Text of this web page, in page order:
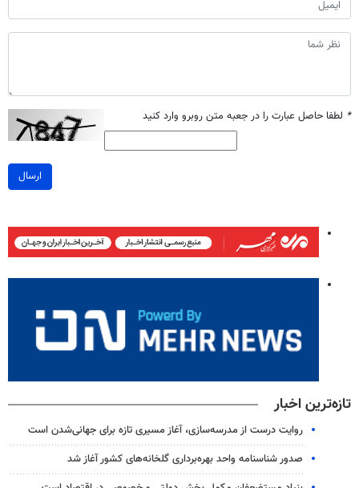
* لطفا حاصل عبارت را در جعبه متن روبرو وارد کنید
ارسال
تازه‌ترین اخبار
روایت درست از مدرسه‌سازی، آغاز مسیری تازه برای جهانی‌شدن است
صدور شناسنامه واحد بهره‌برداری گلخانه‌های کشور آغاز شد